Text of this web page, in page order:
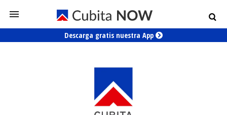
Descarga gratis nuestra App